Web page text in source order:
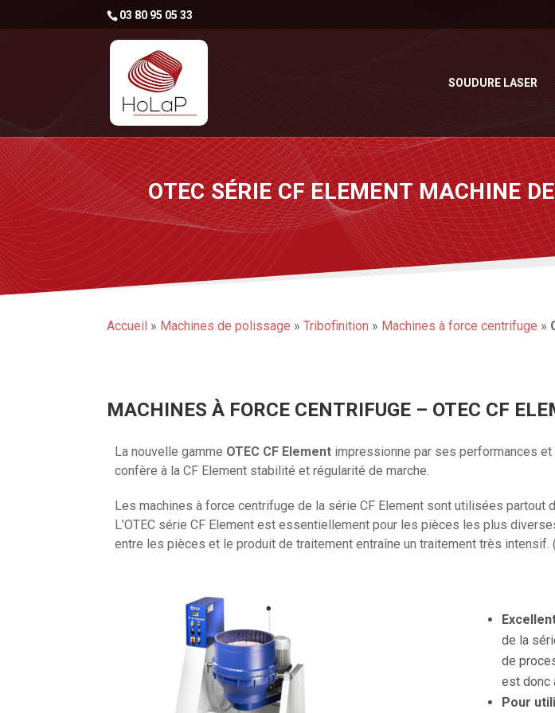
03 80 95 05 33
SOUDURE LASER
OTEC SÉRIE CF ELEMENT MACHINE
Accueil » Machines de polissage »Tribofinition » Machines à force centrifuge »
MACHINES À FORCE CENTRIFUGE – OTEC CF
La nouvelle gamme OTEC CF Element impressionne par ses performances
confère à la CF Element stabilité et régularité de marche.
Les machines à force centrifuge de la série CF Element sont utilisées
L’OTEC série CF Element est essentiellement pour les pièces les plus
entre les pièces et le produit de traitement entraîne un traitement très
de la
de
est donc
Pour